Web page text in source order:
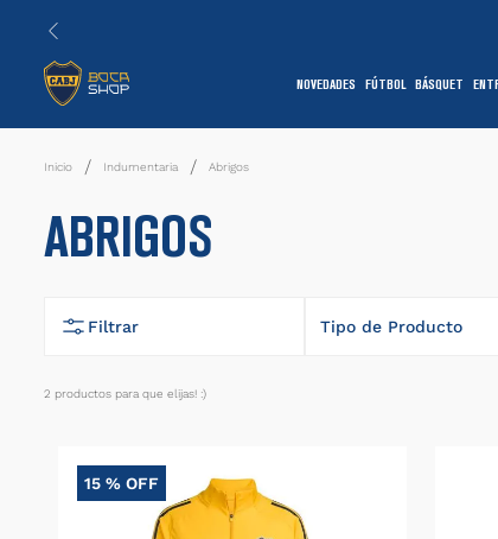
NOVEDADES FÚTBOL BÁSQUET
Indumentaria Abrigos
ABRIGOS
Filtrar Tipo de Producto
2 productos
15 % OFF